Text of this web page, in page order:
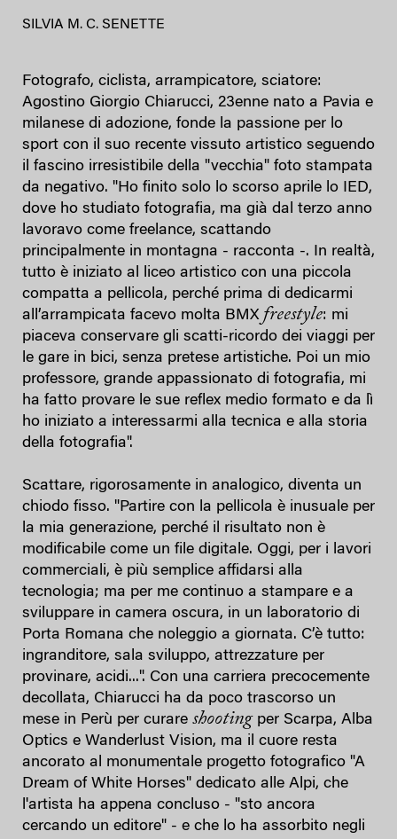
SILVIA M. C. SENETTE
Fotografo, ciclista, arrampicatore, sciatore:
Agostino Giorgio Chiarucci, 23enne nato a Pavia e
milanese di adozione, fonde la passione per lo
sport con il suo recente vissuto artistico seguendo
il fascino irresistibile della "vecchia" foto stampata
da negativo. "Ho finito solo lo scorso aprile lo IED,
dove ho studiato fotografia, ma già dal terzo anno
lavoravo come freelance, scattando
principalmente in montagna - racconta -. In realtà,
tutto è iniziato al liceo artistico con una piccola
compatta a pellicola, perché prima di dedicarmi
all’arrampicata facevo molta BMX freestyle: mi
piaceva conservare gli scatti-ricordo dei viaggi per
le gare in bici, senza pretese artistiche. Poi un mio
professore, grande appassionato di fotografia, mi
ha fatto provare le sue reflex medio formato e da lì
ho iniziato a interessarmi alla tecnica e alla storia
della fotografia".
Scattare, rigorosamente in analogico, diventa un
chiodo fisso. "Partire con la pellicola è inusuale per
la mia generazione, perché il risultato non è
modificabile come un file digitale. Oggi, per i lavori
commerciali, è più semplice affidarsi alla
tecnologia; ma per me continuo a stampare e a
sviluppare in camera oscura, in un laboratorio di
Porta Romana che noleggio a giornata. C’è tutto:
ingranditore, sala sviluppo, attrezzature per
provinare, acidi...". Con una carriera precocemente
decollata, Chiarucci ha da poco trascorso un
mese in Perù per curare shootingper Scarpa, Alba
Optics e Wanderlust Vision, ma il cuore resta
ancorato al monumentale progetto fotografico "A
Dream of White Horses" dedicato alle Alpi, che
l'artista ha appena concluso - "sto ancora
cercando un editore" - e che lo ha assorbito negli